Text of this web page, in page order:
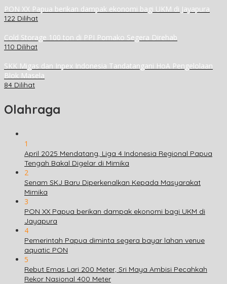
PON XX Papua berikan dampak ekonomi bagi UKM di Jayapura
122 Dilihat
Cold Storage 100 ton di PPI Pomako Segera Direhab
110 Dilihat
SKK Migas dan Inpex Indonesia Tandatangani HoA Pengelolaan
Blok Masela
84 Dilihat
Olahraga
1
April 2025 Mendatang, Liga 4 Indonesia Regional Papua
Tengah Bakal Digelar di Mimika
2
Senam SKJ Baru Diperkenalkan Kepada Masyarakat
Mimika
3
PON XX Papua berikan dampak ekonomi bagi UKM di
Jayapura
4
Pemerintah Papua diminta segera bayar lahan venue
aquatic PON
5
Rebut Emas Lari 200 Meter, Sri Maya Ambisi Pecahkah
Rekor Nasional 400 Meter